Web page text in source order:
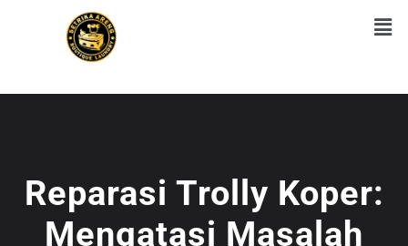
Reparasi Trolly Koper:
Mengatasi Masalah